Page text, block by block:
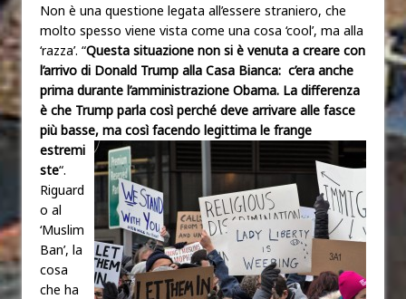
Non è una questione legata all’essere straniero, che
molto spesso viene vista come una cosa ‘cool’, ma alla
‘razza’. “Questa situazione non si è venuta a creare con
l’arrivo di Donald Trump alla Casa Bianca: c’era anche
prima durante l’amministrazione Obama. La differenza
è che Trump parla così perché deve arrivare alle fasce
più basse, ma così facendo legittima le frange
estremi
ste“.
Riguard
o al
‘Muslim
Ban’, la
cosa
che ha